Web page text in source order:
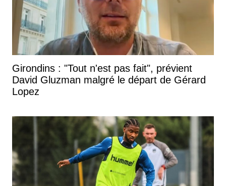
Girondins : "Tout n'est pas fait", prévient
David Gluzman malgré le départ de Gérard
Lopez